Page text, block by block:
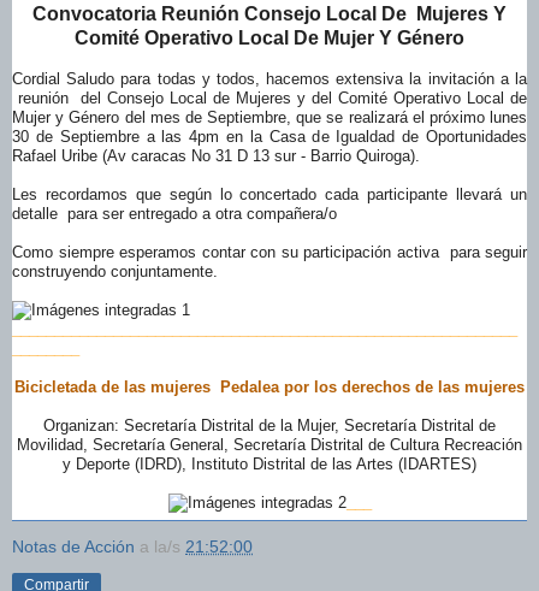
Convocatoria Reunión Consejo Local De Mujeres Y
Comité Operativo Local De Mujer Y Género
Cordial Saludo para todas y todos, hacemos extensiva la invitación a la
reunión del Consejo Local de Mujeres y del Comité Operativo Local de
Mujer y Género del mes de Septiembre, que se realizará el próximo lunes
30 de Septiembre a las 4pm en la Casa de Igualdad de Oportunidades
Rafael Uribe (Av caracas No 31 D 13 sur - Barrio Quiroga).
Les recordamos que según lo concertado cada participante llevará un
detalle para ser entregado a otra compañera/o
Como siempre esperamos contar con su participación activa para seguir
construyendo conjuntamente.
Bicicletada de las mujeres Pedalea por los derechos de las mujeres
Organizan: Secretaría Distrital de la Mujer, Secretaría Distrital de
Movilidad, Secretaría General, Secretaría Distrital de Cultura Recreación
y Deporte (IDRD), Instituto Distrital de las Artes (IDARTES)
___
Notas de Acción a la/s 21:52:00
Compartir